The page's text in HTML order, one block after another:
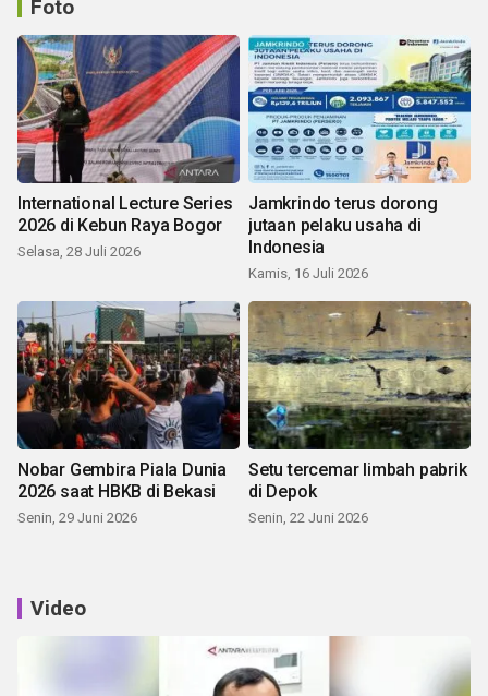
Foto
International Lecture Series
2026 di Kebun Raya Bogor
Selasa, 28 Juli 2026
Jamkrindo terus dorong
jutaan pelaku usaha di
Indonesia
Kamis, 16 Juli 2026
Nobar Gembira Piala Dunia
2026 saat HBKB di Bekasi
Senin, 29 Juni 2026
Setu tercemar limbah pabrik
di Depok
Senin, 22 Juni 2026
Video